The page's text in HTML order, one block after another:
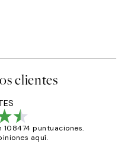
clientes
108474 puntuaciones.
aquí.